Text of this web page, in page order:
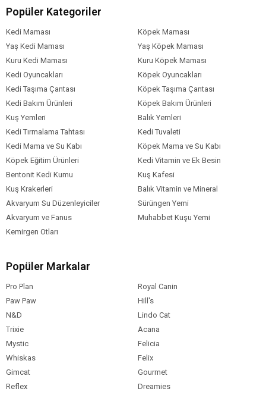
Popüler Kategoriler
Kedi Maması
Köpek Maması
Yaş Kedi Maması
Yaş Köpek Maması
Kuru Kedi Maması
Kuru Köpek Maması
Kedi Oyuncakları
Köpek Oyuncakları
Kedi Taşıma Çantası
Köpek Taşıma Çantası
Kedi Bakım Ürünleri
Köpek Bakım Ürünleri
Kuş Yemleri
Balık Yemleri
Kedi Tırmalama Tahtası
Kedi Tuvaleti
Kedi Mama ve Su Kabı
Köpek Mama ve Su Kabı
Köpek Eğitim Ürünleri
Kedi Vitamin ve Ek Besin
Bentonit Kedi Kumu
Kuş Kafesi
Kuş Krakerleri
Balık Vitamin ve Mineral
Akvaryum Su Düzenleyiciler
Sürüngen Yemi
Akvaryum ve Fanus
Muhabbet Kuşu Yemi
Kemirgen Otları
Popüler Markalar
Pro Plan
Royal Canin
Paw Paw
Hill's
N&D
Lindo Cat
Trixie
Acana
Mystic
Felicia
Whiskas
Felix
Gimcat
Gourmet
Reflex
Dreamies